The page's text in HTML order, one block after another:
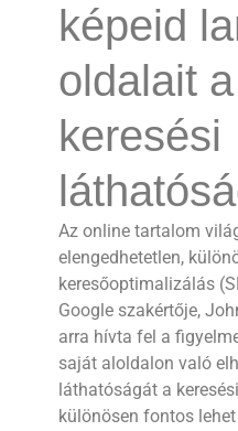
képeid
oldalait
keresési
Az online tartalom
elengedhetetlen,
keresőoptimalizálás
Google szakértője,
arra hívta fel a
saját aloldalon való
láthatóságát a
különösen fontos